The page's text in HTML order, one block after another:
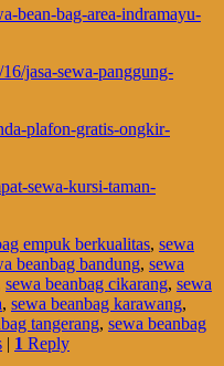
bean-bag-area-indramayu-
jasa-sewa-panggung-
plafon-gratis-ongkir-
sewa-kursi-taman-
empuk berkualitas, sewa
beanbag bandung, sewa
sewa beanbag cikarang, sewa
, sewa beanbag karawang,
tangerang, sewa beanbag
| 1 Reply